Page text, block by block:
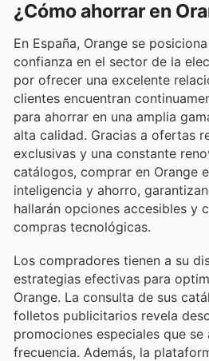
¿Cómo ahorrar en
En España, Orange se
confianza en el sector de la
por ofrecer una excelente
clientes encuentran
para ahorrar en una amplia
alta calidad. Gracias a ofertas
exclusivas y una constante
catálogos, comprar en Orange
inteligencia y ahorro,
hallarán opciones accesibles y
compras tecnológicas.
Los compradores tienen a su
estrategias efectivas para
Orange. La consulta de sus
folletos publicitarios revela
promociones especiales que
frecuencia. Además, la